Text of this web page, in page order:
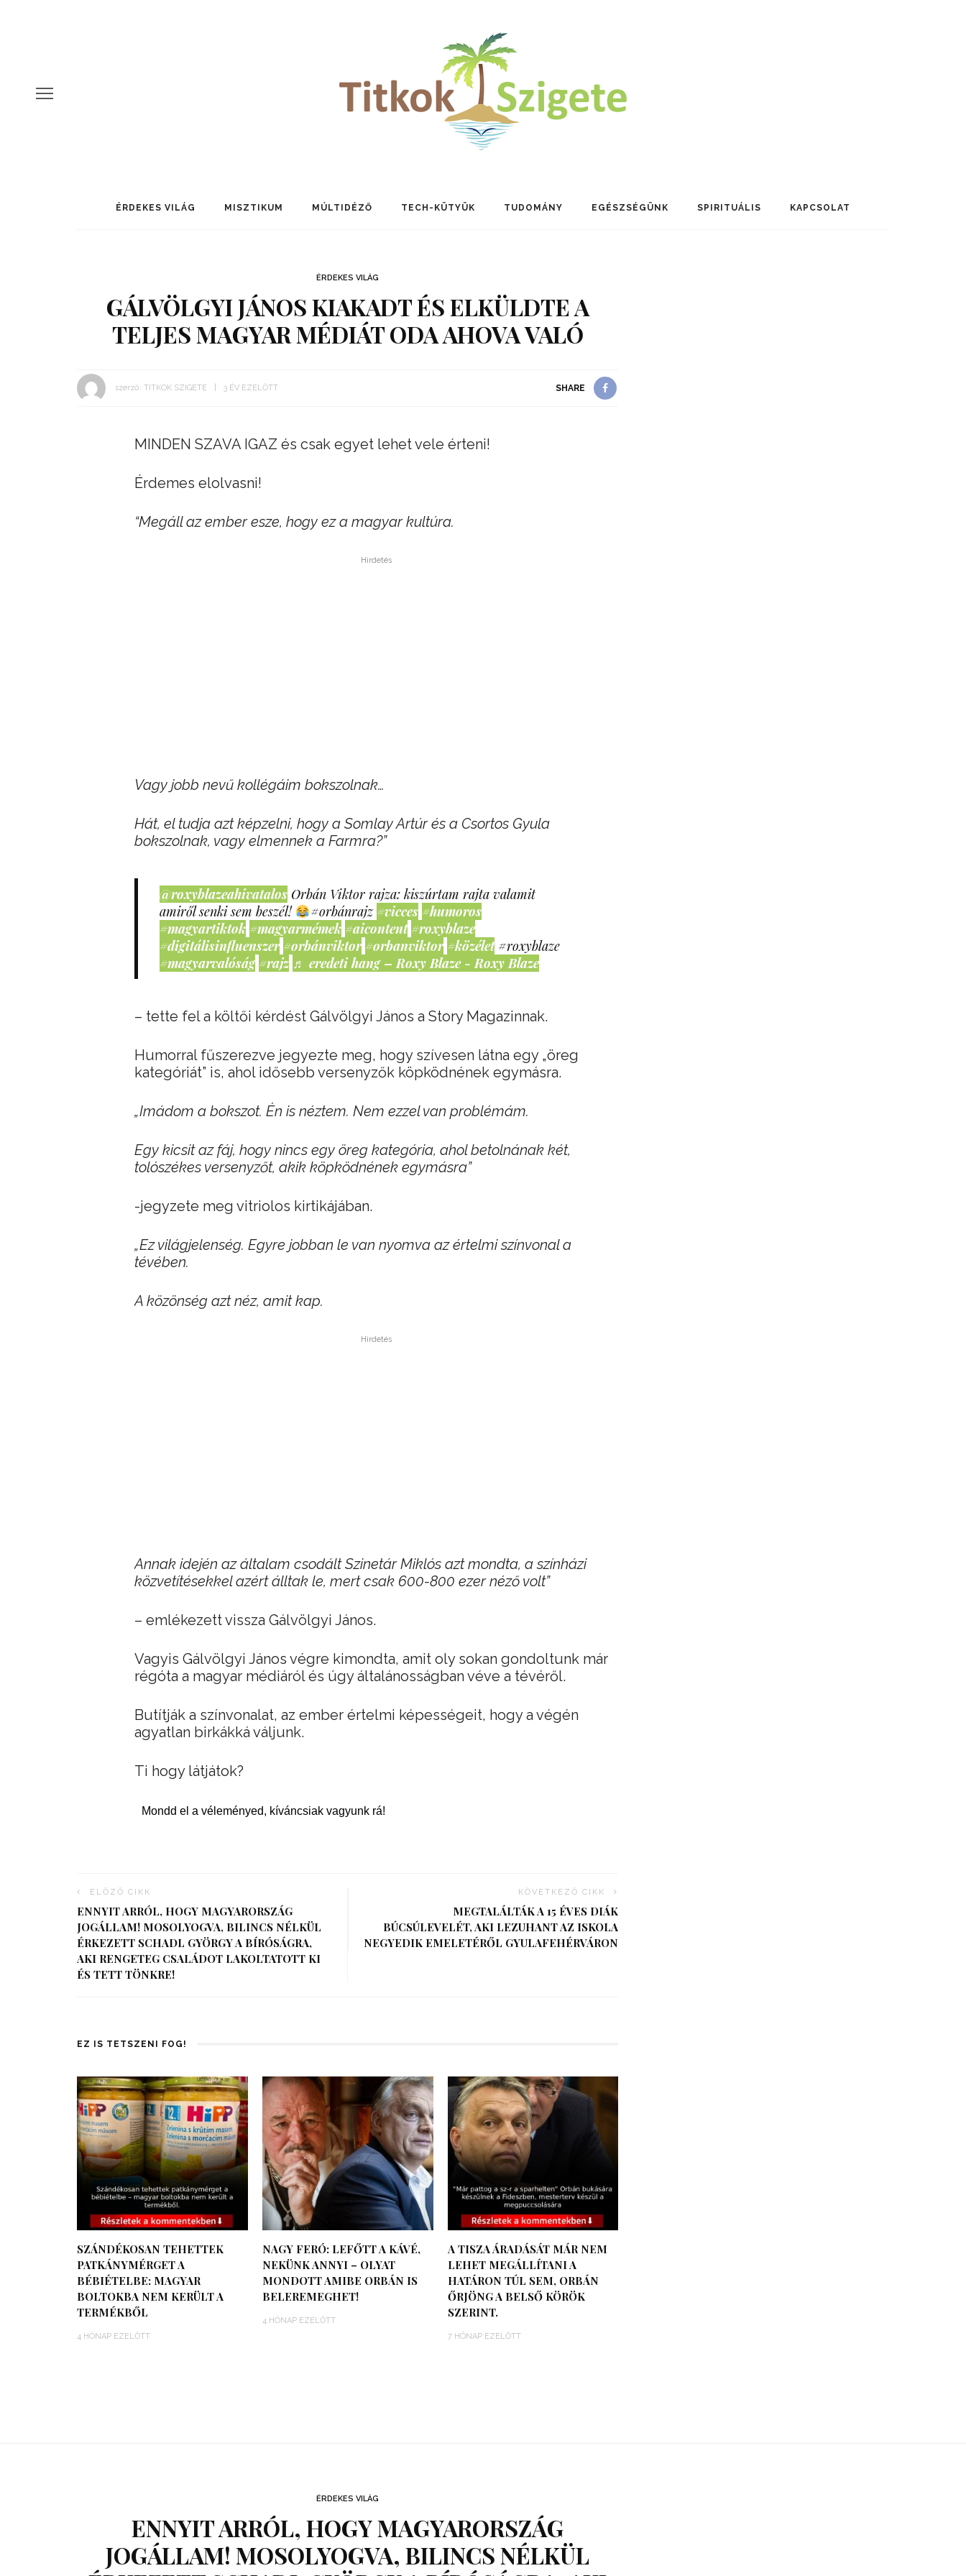
ÉRDEKES VILÁG MISZTIKUM MÚLTIDÉZŐ TECH-KÜTYÜK TUDOMÁNY EGÉSZSÉGÜNK SPIRITUÁLIS KAPCSOLAT
ÉRDEKES VILÁG
GÁLVÖLGYI JÁNOS KIAKADT ÉS ELKÜLDTE A
TELJES MAGYAR MÉDIÁT ODA AHOVA VALÓ
szerző: TITKOK SZIGETE 3 ÉV EZELŐTT SHARE
MINDEN SZAVA IGAZ és csak egyet lehet vele érteni!
Érdemes elolvasni!
“Megáll az ember esze, hogy ez a magyar kultúra.
Hirdetés
Vagy jobb nevű kollégáim bokszolnak…
Hát, el tudja azt képzelni, hogy a Somlay Artúr és a Csortos Gyula
bokszolnak, vagy elmennek a Farmra?”
@roxyblazeahivatalos Orbán Viktor rajza: kiszúrtam rajta valamit
amiről senki sem beszél!
#orbánrajz #vicces #humoros
#magyartiktok #magyarmémek #aicontent #roxyblaze
#digitálisinfluenszer #orbánviktor #orbanviktor #közélet #roxyblaze
#magyarvalóság #rajz ♬ eredeti hang – Roxy Blaze - Roxy Blaze
– tette fel a költői kérdést Gálvölgyi János a Story Magazinnak.
Humorral fűszerezve jegyezte meg, hogy szívesen látna egy „öreg
kategóriát” is, ahol idősebb versenyzők köpködnének egymásra.
„Imádom a bokszot. Én is néztem. Nem ezzel van problémám.
Egy kicsit az fáj, hogy nincs egy öreg kategória, ahol betolnának két,
tolószékes versenyzőt, akik köpködnének egymásra”
-jegyzete meg vitriolos kirtikájában.
„Ez világjelenség. Egyre jobban le van nyomva az értelmi színvonal a
tévében.
A közönség azt néz, amit kap.
Hirdetés
Annak idején az általam csodált Szinetár Miklós azt mondta, a színházi
közvetítésekkel azért álltak le, mert csak 600-800 ezer néző volt”
– emlékezett vissza Gálvölgyi János.
Vagyis Gálvölgyi János végre kimondta, amit oly sokan gondoltunk már
régóta a magyar médiáról és úgy általánosságban véve a tévéről.
Butítják a színvonalat, az ember értelmi képességeit, hogy a végén
agyatlan birkákká váljunk.
Ti hogy látjátok?
Mondd el a véleményed, kíváncsiak vagyunk rá!
ELŐZŐ CIKK
ENNYIT ARRÓL, HOGY MAGYARORSZÁG
JOGÁLLAM! MOSOLYOGVA, BILINCS NÉLKÜL
ÉRKEZETT SCHADL GYÖRGY A BÍRÓSÁGRA,
AKI RENGETEG CSALÁDOT LAKOLTATOTT KI
ÉS TETT TÖNKRE!
KÖVETKEZŐ CIKK
MEGTALÁLTÁK A 15 ÉVES DIÁK
BÚCSÚLEVELÉT, AKI LEZUHANT AZ ISKOLA
NEGYEDIK EMELETÉRŐL GYULAFEHÉRVÁRON
EZ IS TETSZENI FOG!
SZÁNDÉKOSAN TEHETTEK
PATKÁNYMÉRGET A
BÉBIÉTELBE: MAGYAR
BOLTOKBA NEM KERÜLT A
TERMÉKBŐL
4 HÓNAP EZELŐTT
NAGY FERÓ: LEFŐTT A KÁVÉ,
NEKÜNK ANNYI – OLYAT
MONDOTT AMIBE ORBÁN IS
BELEREMEGHET!
4 HÓNAP EZELŐTT
A TISZA ÁRADÁSÁT MÁR NEM
LEHET MEGÁLLÍTANI A
HATÁRON TÚL SEM, ORBÁN
ŐRJÖNG A BELSŐ KÖRÖK
SZERINT.
7 HÓNAP EZELŐTT
ÉRDEKES VILÁG
ENNYIT ARRÓL, HOGY MAGYARORSZÁG
JOGÁLLAM! MOSOLYOGVA, BILINCS NÉLKÜL